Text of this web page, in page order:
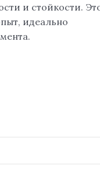
и стойкости.
идеально